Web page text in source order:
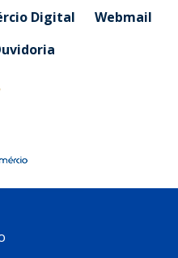
Digital
Webmail